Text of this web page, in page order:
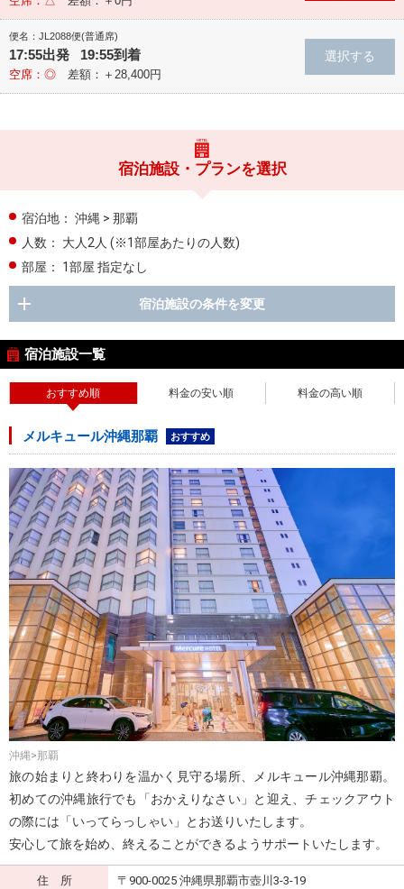
便名：JL2088便(普通席)
17:55出発 19:55到着
空席：◎ 差額：＋28,400円
宿泊施設・プランを選択
宿泊地： 沖縄 > 那覇
人数：
大人2人 (※1部屋あたりの人数)
部屋：
1部屋 指定なし
宿泊施設の条件を変更
宿泊施設一覧
おすすめ順 料金の安い順 料金の高い順
メルキュール沖縄那覇 おすすめ
沖縄>那覇
旅の始まりと終わりを温かく見守る場所、メルキュール沖縄那覇。
初めての沖縄旅行でも「おかえりなさい」と迎え、チェックアウト
の際には「いってらっしゃい」とお送りいたします。
安心して旅を始め、終えることができるようサポートいたします。
住 所 〒900-0025 沖縄県那覇市壺川3-3-19